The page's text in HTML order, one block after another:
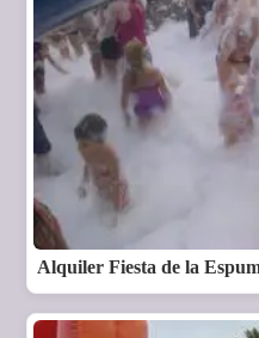
Alquiler Fiesta de la